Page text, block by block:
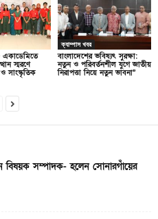
একাডেমিতে
স্মরণে
সাংস্কৃতিক
ক্যাম্পাস খবর
বাংলাদেশের ভবিষ্যৎ সুরক্ষা:
নতুন ও পরিবর্তনশীল যুগে জাতীয়
নিরাপত্তা নিয়ে নতুন ভাবনা”
বিষয়ক সম্পাদক- হলেন সোনারগাঁয়ের